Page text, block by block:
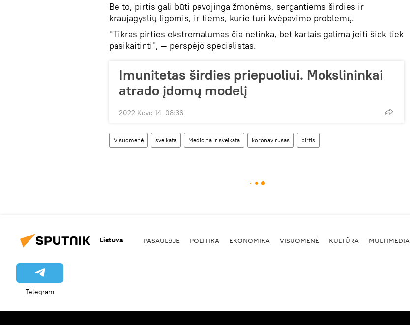
Be to, pirtis gali būti pavojinga žmonėms, sergantiems širdies ir
kraujagyslių ligomis, ir tiems, kurie turi kvėpavimo problemų.
"Tikras pirties ekstremalumas čia netinka, bet kartais galima įeiti šiek tiek
pasikaitinti", — perspėjo specialistas.
Imunitetas širdies priepuoliui. Mokslininkai
atrado įdomų modelį
2022 Kovo 14, 08:36
Visuomenė sveikata Medicina ir sveikata koronavirusas pirtis
Lietuva PASAULYJE POLITIKA EKONOMIKA VISUOMENĖ KULTŪRA MULTIMEDIA
Telegram